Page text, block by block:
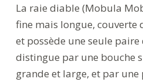
La raie diable (Mobula
fine mais longue, couverte
et possède une seule paire
distingue par une bouche
grande et large, et par une